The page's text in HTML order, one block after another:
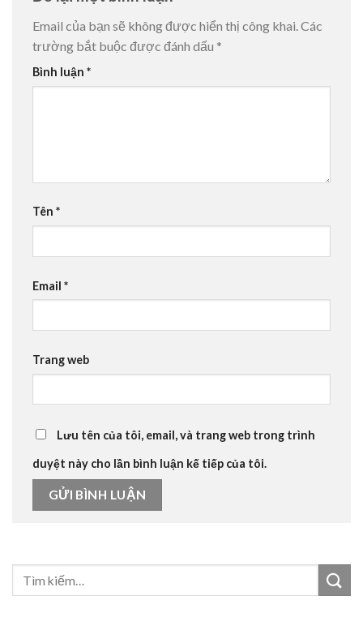
Email của bạn sẽ không được hiển thị công khai.Các
trường bắt buộc được đánh dấu *
Bình luận *
Tên *
Email *
Trang web
Lưu tên của tôi, email, và trang web trong trình
duyệt này cho lần bình luận kế tiếp của tôi.